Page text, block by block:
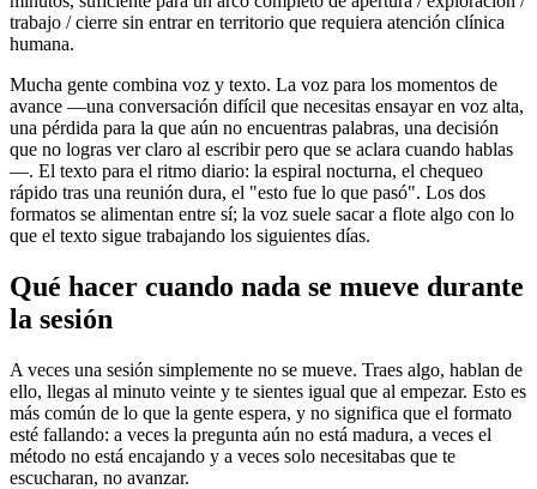
trabajo / cierre sin entrar en territorio que requiera atención clínica
humana.
Mucha gente combina voz y texto. La voz para los momentos de
avance —una conversación difícil que necesitas ensayar en voz alta,
una pérdida para la que aún no encuentras palabras, una decisión
que no logras ver claro al escribir pero que se aclara cuando hablas
—. El texto para el ritmo diario: la espiral nocturna, el chequeo
rápido tras una reunión dura, el "esto fue lo que pasó". Los dos
formatos se alimentan entre sí; la voz suele sacar a flote algo con lo
que el texto sigue trabajando los siguientes días.
Qué hacer cuando nada se mueve durante
la sesión
A veces una sesión simplemente no se mueve. Traes algo, hablan de
ello, llegas al minuto veinte y te sientes igual que al empezar. Esto es
más común de lo que la gente espera, y no significa que el formato
esté fallando: a veces la pregunta aún no está madura, a veces el
método no está encajando y a veces solo necesitabas que te
escucharan, no avanzar.